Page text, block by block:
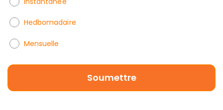
Hedbomadaire
Mensuelle